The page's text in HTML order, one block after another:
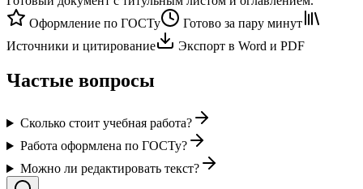
Оформление по ГОСТу
Готово за пару минут
Источники и цитирование
Экспорт в Word и PDF
Частые вопросы
Сколько стоит учебная работа?
Работа оформлена по ГОСТу?
Можно ли редактировать текст?